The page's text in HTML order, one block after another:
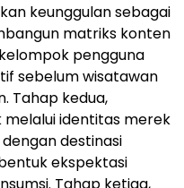
keunggulan sebagai
matriks konten
pengguna
sebelum wisatawan
Tahap kedua,
identitas merek
destinasi
ekspektasi
Tahap ketiga,